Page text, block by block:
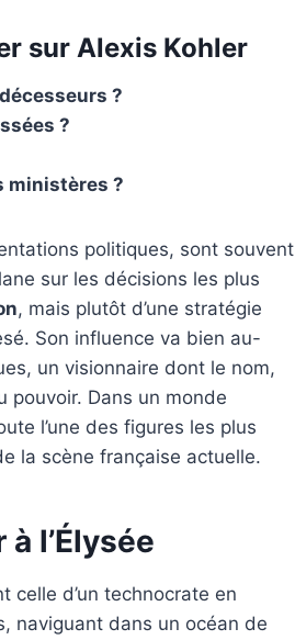
sur Alexis Kohler
?
?
ministères ?
politiques, sont souvent
sur les décisions les plus
, mais plutôt d’une stratégie
Son influence va bien au-
un visionnaire dont le nom,
pouvoir. Dans un monde
l’une des figures les plus
la scène française actuelle.
l’Élysée
celle d’un technocrate en
naviguant dans un océan de